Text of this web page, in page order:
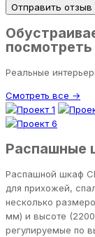
Отправить отзыв
посмотреть
Реальные
Смотреть все →
Распашные
Распашной шкаф
для прихожей,
несколько
мм) и высоте
регулируемые по